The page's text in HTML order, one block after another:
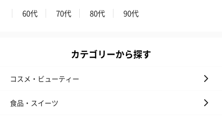
60代
70代 80代 90代
カテゴリーから探す
コスメ・ビューティー
食品・スイーツ